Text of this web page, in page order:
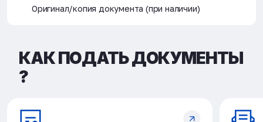
Оригинал/копия документа (при наличии)
КАК ПОДАТЬ ДОКУМЕНТЫ
?